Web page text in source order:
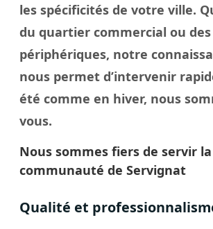
les spécificités de votre ville.
du quartier commercial ou des
périphériques, notre
nous permet d’intervenir
été comme en hiver, nous
vous.
Nous sommes fiers de servir la
communauté de Servignat
Qualité et